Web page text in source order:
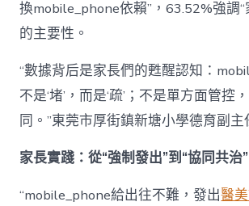
換mobile_phone依賴”，63.52%強調
的主要性。
“數據背后是家長們的甦醒認知：
不是‘堵’，而是‘疏’；不是單方面管控
同。”東莞市厚街鎮新塘小學德育副主
家長實踐：從“強制發出”到“協同共治”
“mobile_phone給出往不難，發出醫